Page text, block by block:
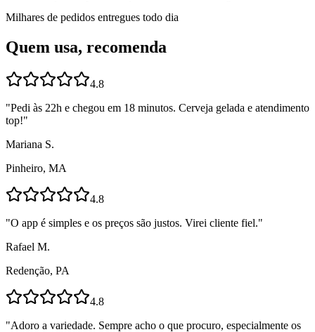
Milhares de pedidos entregues todo dia
Quem usa, recomenda
4.8
"Pedi às 22h e chegou em 18 minutos. Cerveja gelada e atendimento
top!"
Mariana S.
Pinheiro, MA
4.8
"O app é simples e os preços são justos. Virei cliente fiel."
Rafael M.
Redenção, PA
4.8
"Adoro a variedade. Sempre acho o que procuro, especialmente os